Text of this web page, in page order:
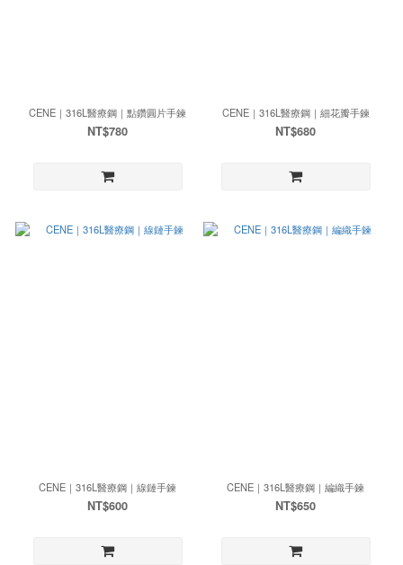
CENE｜316L醫療鋼｜點鑽圓片手鍊
NT$780
CENE｜316L醫療鋼｜細花瓣手鍊
NT$680
CENE｜316L醫療鋼｜線鏈手鍊
NT$600
CENE｜316L醫療鋼｜編織手鍊
NT$650